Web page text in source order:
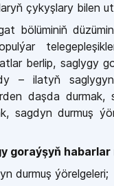
çykyşlary bilen
bölüminiň
berlip, saglygy
–ilatyň
daşda
sagdyn durmuş
goraýşyň
durmuş ýörelgeleri;